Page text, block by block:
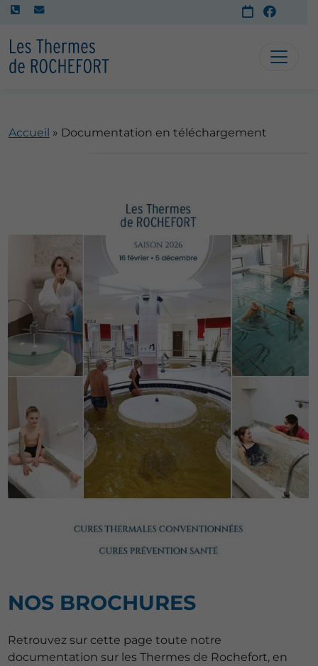
Accueil » Documentation en téléchargement
NOS BROCHURES
Retrouvez sur cette page toute notre
documentation sur les Thermes de Rochefort, en